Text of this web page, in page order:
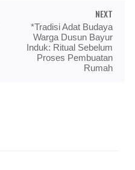
NEXT
*Tradisi Adat Budaya
Warga Dusun Bayur
Induk: Ritual Sebelum
Proses Pembuatan
Rumah